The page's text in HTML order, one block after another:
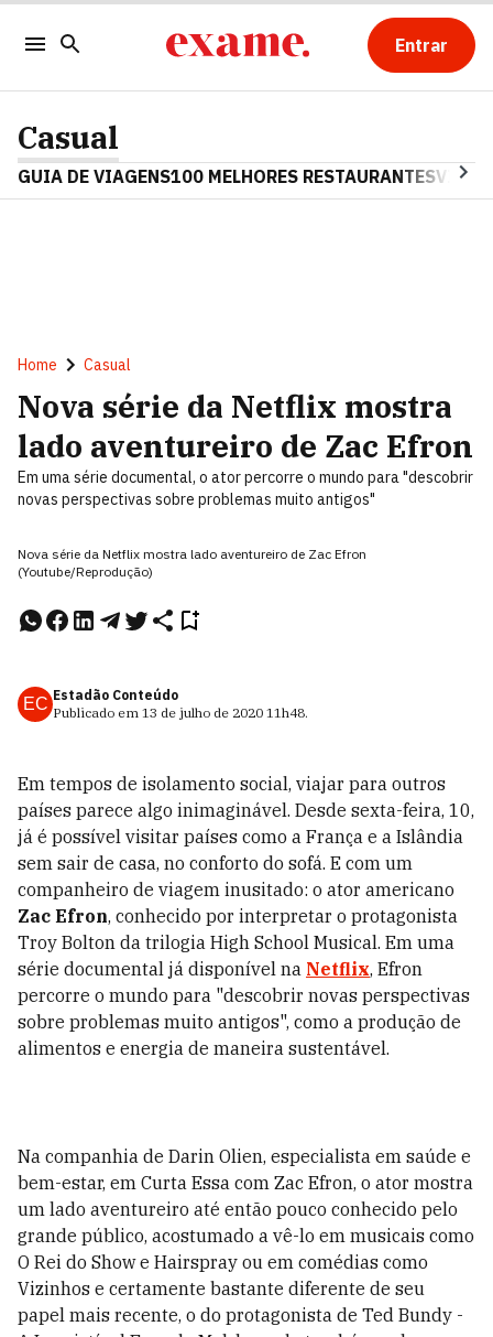
Entrar
Casual
GUIA DE VIAGENS100 MELHORES RESTAURANTES
Home Casual
Nova série da Netflix mostra
lado aventureiro de Zac Efron
Em uma série documental, o ator percorre o mundo para "descobrir
novas perspectivas sobre problemas muito antigos"
Nova série da Netflix mostra lado aventureiro de Zac Efron
(Youtube/Reprodução)
EC Estadão Conteúdo
Publicado em 13 de julho de 2020 11h48.
Em tempos de isolamento social, viajar para outros
países parece algo inimaginável. Desde sexta-feira, 10,
já é possível visitar países como a França e a Islândia
sem sair de casa, no conforto do sofá. E com um
companheiro de viagem inusitado: o ator americano
Zac Efron, conhecido por interpretar o protagonista
Troy Bolton da trilogia High School Musical. Em uma
série documental já disponível na Netflix, Efron
percorre o mundo para "descobrir novas perspectivas
sobre problemas muito antigos", como a produção de
alimentos e energia de maneira sustentável.
Na companhia de Darin Olien, especialista em saúde e
bem-estar, em Curta Essa com Zac Efron, o ator mostra
um lado aventureiro até então pouco conhecido pelo
grande público, acostumado a vê-lo em musicais como
O Rei do Show e Hairspray ou em comédias como
Vizinhos e certamente bastante diferente de seu
papel mais recente, o do protagonista de Ted Bundy -